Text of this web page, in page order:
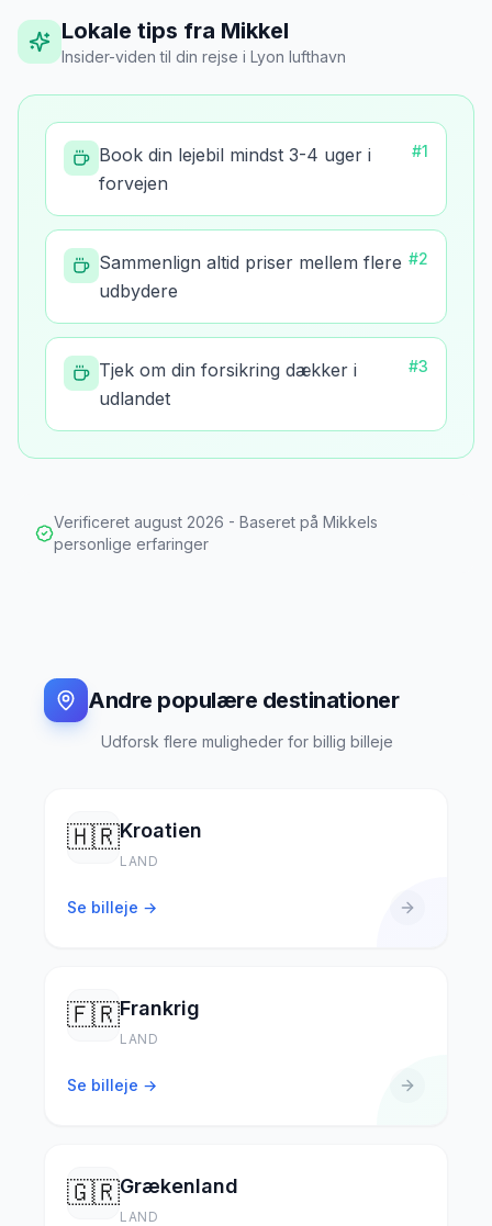
Lokale tips fra Mikkel
Insider-viden til din rejse i Lyon lufthavn
Book din lejebil mindst 3-4 uger i
forvejen
#1
Sammenlign altid priser mellem flere
udbydere
#2
Tjek om din forsikring dækker i
udlandet
#3
Verificeret august 2026 - Baseret på Mikkels
personlige erfaringer
Andre populære destinationer
Udforsk flere muligheder for billig billeje
🇭🇷Kroatien
LAND
Se billeje →
🇫🇷Frankrig
LAND
Se billeje →
🇬🇷Grækenland
LAND